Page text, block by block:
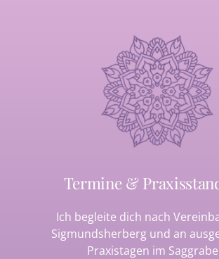
Termine &
Ich begleite dich nach
Sigmundsherberg und an
Praxistagen im